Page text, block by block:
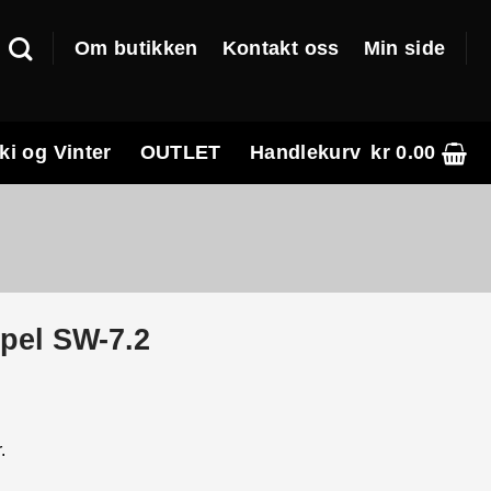
Om butikken Kontakt oss Min side
og Vinter OUTLET Handlekurv kr0.00
SW-7.2